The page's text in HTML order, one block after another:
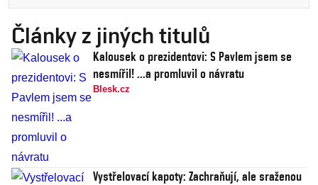
Články z jiných titulů
Kalousek o prezidentovi: S Pavlem jsem se
nesmířil! ...a promluvil o návratu
Blesk.cz
Vystřelovací kapoty: Zachraňují, ale sraženou